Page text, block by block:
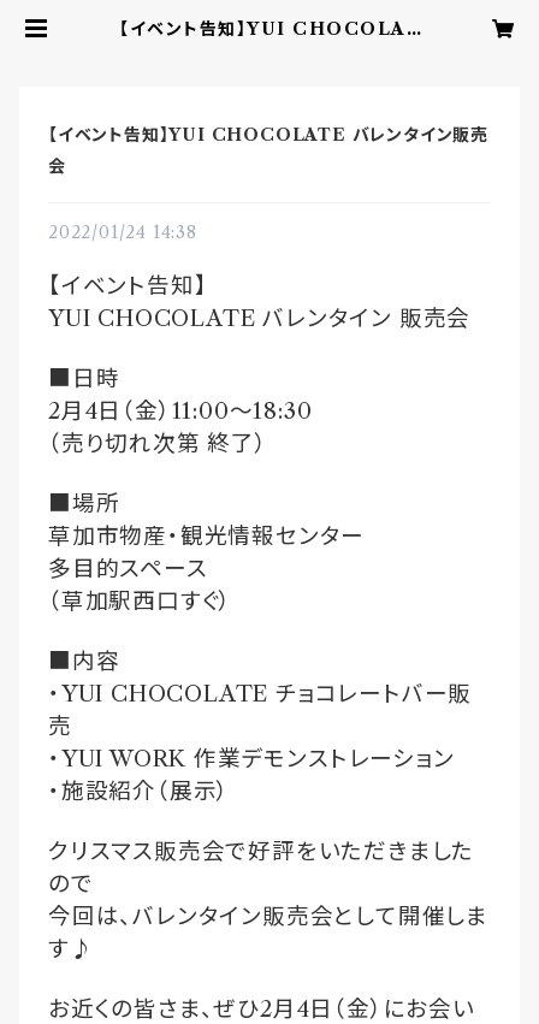
【イベント告知】YUI CHOCOLAT
【イベント告知】YUI CHOCOLATE バレンタイン販売
会
2022/01/24 14:38
【イベント告知】
YUI CHOCOLATEバレンタイン 販売会
■日時
2月 4日（金） 11:00〜18:30
（売り切れ次第 終了）
■場所
草加市物産・観光情報センター
多目的スペース
（草加駅西口すぐ）
■内容
・YUI CHOCOLATEチョコレートバー販
売
・YUI WORK作業デモンストレーション
・施設紹介（展示）
クリスマス販売会で好評をいただきました
ので
今回は、バレンタイン販売会として開催しま
す♪
お近くの皆さま、ぜひ2月 4日（金）にお会い